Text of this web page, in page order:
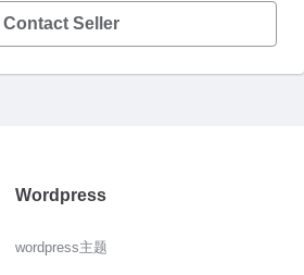
Contact Seller
Wordpress
wordpress主题